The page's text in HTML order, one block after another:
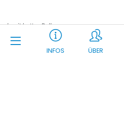
it better. Balbooa.com
INFOS ÜBER